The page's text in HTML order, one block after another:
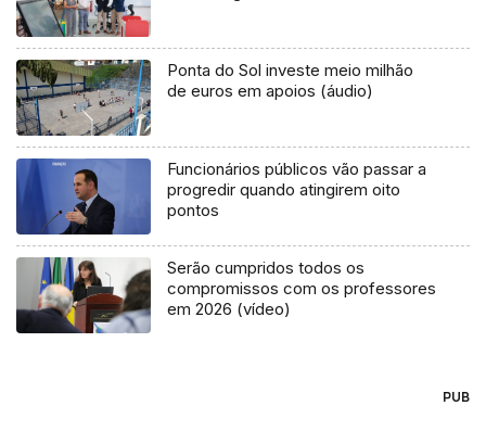
Ponta do Sol investe meio milhão
de euros em apoios (áudio)
Funcionários públicos vão passar a
progredir quando atingirem oito
pontos
Serão cumpridos todos os
compromissos com os professores
em 2026 (vídeo)
PUB